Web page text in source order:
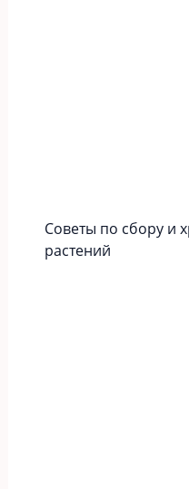
Советы по сбору и
растений